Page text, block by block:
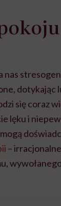
nas
dotykając
się coraz
lęku i
–